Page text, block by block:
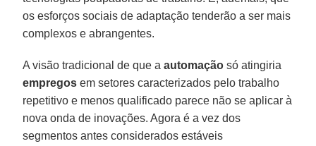
os esforços sociais de adaptação tenderão a ser mais
complexos e abrangentes.
A visão tradicional de que aautomação só atingiria
empregos em setores caracterizados pelo trabalho
repetitivo e menos qualificado parece não se aplicar à
nova onda de inovações. Agora é a vez dos
segmentos antes considerados estáveis